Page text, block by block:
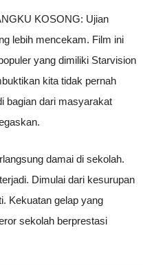
KOSONG: Ujian
lebih mencekam. Film ini
yang dimiliki Starvision
kita tidak pernah
bagian dari masyarakat
damai di sekolah.
Dimulai dari kesurupan
Kekuatan gelap yang
sekolah berprestasi